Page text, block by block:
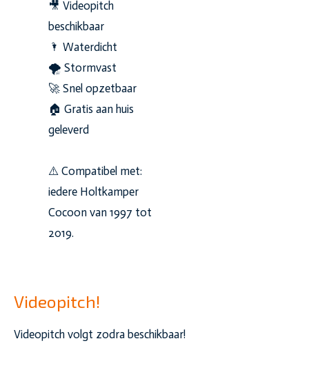
🎥 Videopitch
beschikbaar
🌂 Waterdicht
🌪 Stormvast
🚀 Snel opzetbaar
🏠 Gratis aan huis
geleverd
⚠️ Compatibel met:
iedere Holtkamper
Cocoon van 1997 tot
2019.
Videopitch!
Videopitch volgt zodra beschikbaar!